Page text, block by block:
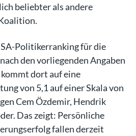
beliebter als andere
Politikerranking für die
den vorliegenden Angaben
dort auf eine
von 5,1 auf einer Skala von
Cem Özdemir, Hendrik
Das zeigt: Persönliche
fallen derzeit